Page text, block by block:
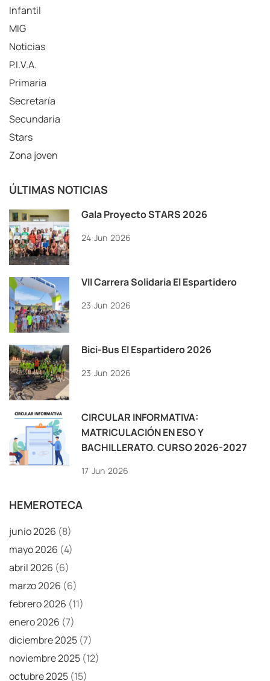
Infantil
MIG
Noticias
P.I.V.A.
Primaria
Secretaría
Secundaria
Stars
Zona joven
ÚLTIMAS NOTICIAS
Gala Proyecto STARS 2026
24 Jun 2026
VII Carrera Solidaria El Espartidero
23 Jun 2026
Bici-Bus El Espartidero 2026
23 Jun 2026
CIRCULAR INFORMATIVA:
MATRICULACIÓN EN ESO Y
BACHILLERATO. CURSO 2026-2027
17 Jun 2026
HEMEROTECA
junio 2026 (8)
mayo 2026 (4)
abril 2026 (6)
marzo 2026 (6)
febrero 2026 (11)
enero 2026 (7)
diciembre 2025 (7)
noviembre 2025 (12)
octubre 2025 (15)